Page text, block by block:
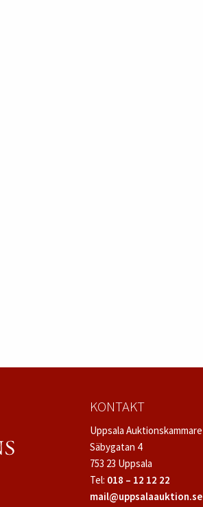
KONTAKT
Uppsala Auktionskammare
Säbygatan 4
753 23 Uppsala
Tel: 018 – 12 12 22
mail@uppsalaauktion.se